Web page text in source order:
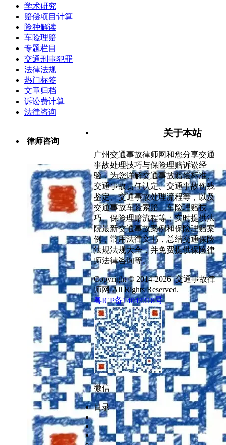
学术研究
赔偿项目计算
险种解读
车险理赔
专题栏目
交通刑事犯罪
法律法规
热门标签
文章归档
诉讼费计算
法律咨询
律师咨询
关于本站
广州交通事故律师网和您分享交通
事故处理技巧与保险理赔诉讼经
验，为您详解交通事故赔偿标准、
交通事故责任认定、交通事故伤残
鉴定、交通事故处理流程等，以及
交通事故车险索赔、车险理赔技
巧、保险理赔流程等；实时提供法
院最新交通事故案例和保险理赔案
例，常用法律文书，总结交通保险
法规法规大全，并免费提供保险律
师法律咨询等。
Copyright © 2014-2026 交通事故律
师网 All Rights Reserved.
粤ICP备14043318号
微信
目录